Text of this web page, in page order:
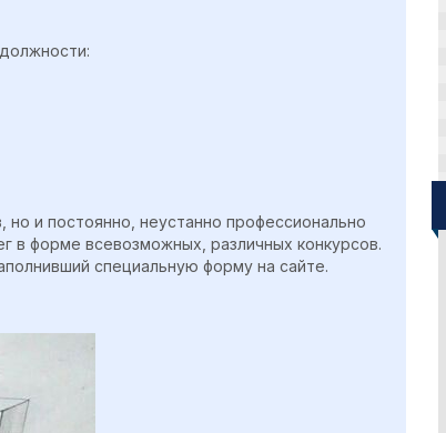
и постоянно, неустанно профессионально
в форме всевозможных, различных конкурсов.
специальную форму на сайте.